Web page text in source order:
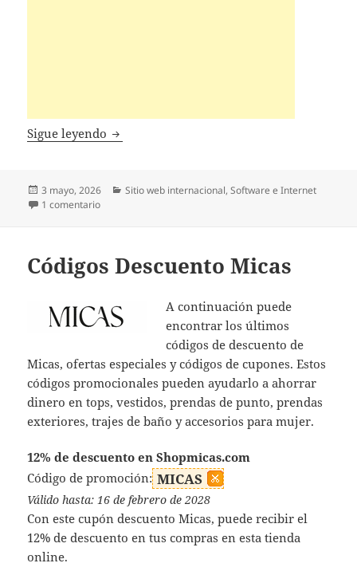
Sigue leyendo Códigos Descuento Abelssoft
Publicado
el
3 mayo, 2026 Categorías
Sitio web internacional,Software e Internet
1 comentarioen Códigos Descuento Abelssoft
Códigos Descuento Micas
A continuación puede
encontrar los últimos
códigos de descuento de
Micas, ofertas especiales y códigos de cupones. Estos
códigos promocionales pueden ayudarlo a ahorrar
dinero en tops, vestidos, prendas de punto, prendas
exteriores, trajes de baño y accesorios para mujer.
12% de descuento en Shopmicas.com
Código de promoción: MICAS
Válido hasta: 16 de febrero de 2028
Con este cupón descuento Micas, puede recibir el
12% de descuento en tus compras en esta tienda
online.